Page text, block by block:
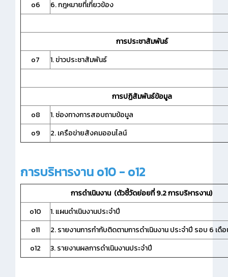
o6
6. กฎหมายที่เกี่ยวข้อง
การประชาสัมพันธ์
o7
1. ข่าวประชาสัมพันธ์
การปฏิสัมพันธ์ข้อมูล
o8
1. ช่องทางการสอบถามข้อมูล
o9
2. เครือข่ายสังคมออนไลน์
การบริหารงาน o10 - o12
การดำเนินงาน (ตัวชี้วัดย่อยที่ 9.2 การบริหารงาน)
o10
1. แผนดำเนินงานประจำปี
o11
2. รายงานการกำกับติดตามการดำเนินงาน ประจำปี รอบ 6 เดื
o12
3. รายงานผลการดำเนินงานประจำปี